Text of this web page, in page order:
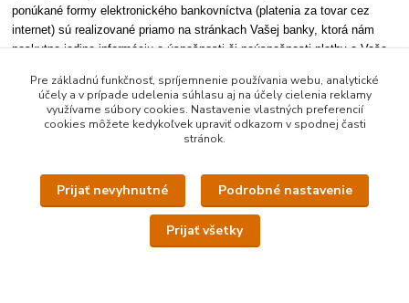
ponúkané formy elektronického bankovníctva (platenia za tovar cez
internet) sú realizované priamo na stránkach Vašej banky, ktorá nám
poskytne jedine informáciu o úspešnosti či neúspešnosti platby a Vaše
prípade potreby vrátiť). V žiadnom prípade sa nedozvieme žiadne ďalšie
informácie, ako Vaše prihlasovacie údaje, alebo zostatok na Vašom
účte. Počas Vašej návštevy sú na našom serveri uchovávané dočasné
informácie, ktoré sú potrebné pre správne fungovanie obchodu (napr. čo
stránku prišli). Kedykoľvek po prihlásení sa na stránke si môžete svoje
osobné údaje skontrolovať a v prípade potreby zmeniť.
Vaše osobné údaje nezverejňujeme, nesprístupňujeme, neposkytujeme
Pre základnú funkčnosť, spríjemnenie používania webu, analytické
účely a v prípade udelenia súhlasu aj na účely cielenia reklamy
využívame súbory cookies. Nastavenie vlastných preferencií
cookies môžete kedykoľvek upraviť odkazom v spodnej časti
stránok.
Prijať nevyhnutné Podrobné nastavenie
Prijať všetky